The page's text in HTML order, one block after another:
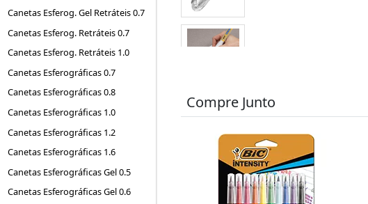
Canetas Esferog. Gel Retráteis 0.7
Canetas Esferog. Retráteis 0.7
Canetas Esferog. Retráteis 1.0
Canetas Esferográficas 0.7
Canetas Esferográficas 0.8
Canetas Esferográficas 1.0
Canetas Esferográficas 1.2
Canetas Esferográficas 1.6
Canetas Esferográficas Gel 0.5
Canetas Esferográficas Gel 0.6
Compre Junto